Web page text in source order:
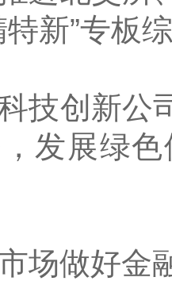
特新”专板
创新公
发展绿
场做好金